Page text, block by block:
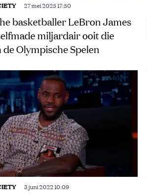
27 mei 2025 17:50
basketballer LeBron James
miljardair ooit die
de Olympische Spelen
3 juni 2022 10:09